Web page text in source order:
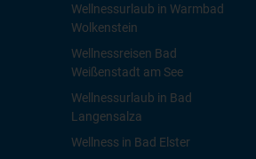
Wellnessurlaub in Warmbad
Wolkenstein
Wellnessreisen Bad
Weißenstadt am See
Wellnessurlaub in Bad
Langensalza
Wellness in Bad Elster